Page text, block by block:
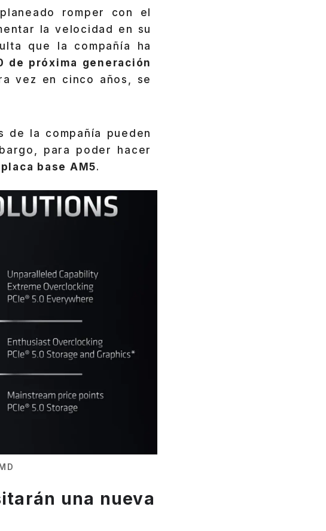
romper con el
la velocidad en su
que la compañía ha
de próxima generación
vez en cinco años, se
de la compañía pueden
para poder hacer
placa base AM5.
una nueva